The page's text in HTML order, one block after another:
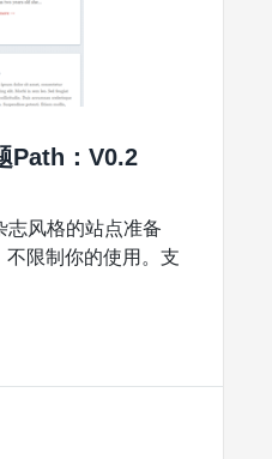
Path：V0.2
志风格的站点准备
限制你的使用。支